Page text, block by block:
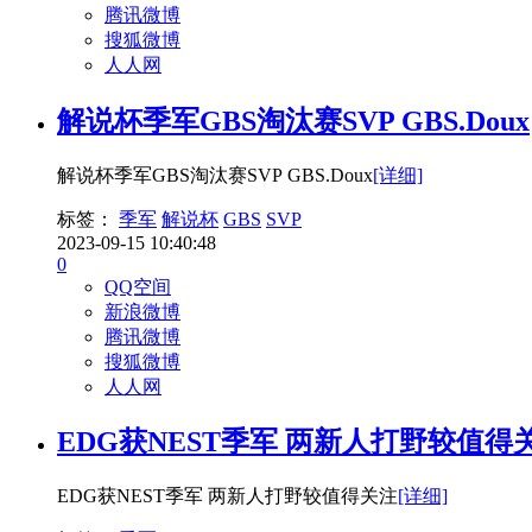
腾讯微博
搜狐微博
人人网
解说杯季军GBS淘汰赛SVP GBS.Doux
解说杯季军GBS淘汰赛SVP GBS.Doux[详细]
标签： 季军 解说杯 GBS SVP
2023-09-15 10:40:48
0
QQ空间
新浪微博
腾讯微博
搜狐微博
人人网
EDG获NEST季军 两新人打野较值得
EDG获NEST季军 两新人打野较值得关注[详细]